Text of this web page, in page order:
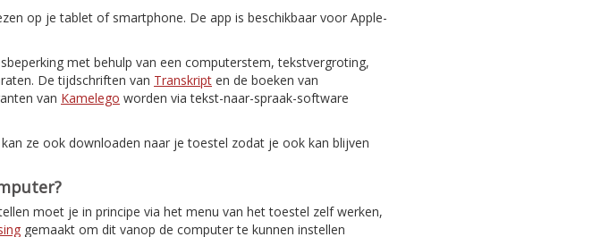
op je tablet of smartphone. De app is beschikbaar voor Apple-
met behulp van een computerstem, tekstvergroting,
De tijdschriften van Transkript en de boeken van
van Kamelego worden via tekst-naar-spraak-software
ze ook downloaden naar je toestel zodat je ook kan blijven
moet je in principe via het menu van het toestel zelf werken,
gemaakt om dit vanop de computer te kunnen instellen